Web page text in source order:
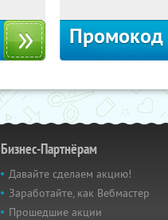
Промокод
Бизнес-Партнёрам
Давайте сделаем акцию!
Заработайте, как Вебмастер
Прошедшие акции